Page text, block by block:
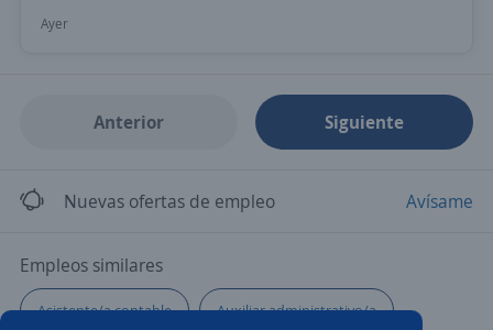
Ayer
Anterior Siguiente
Nuevas ofertas de empleo Avísame
Empleos similares
Asistente/a contable Auxiliar administrativo/a